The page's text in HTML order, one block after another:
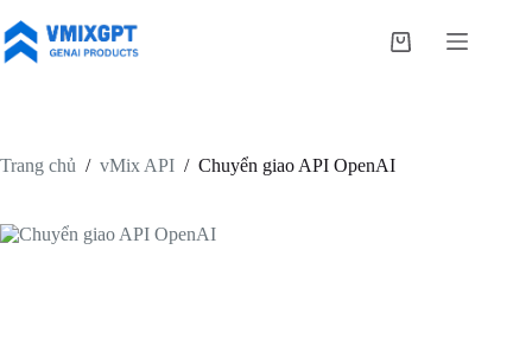
đến
phần
Giỏ
Trang chủ / vMix API / Chuyển giao API OpenAI